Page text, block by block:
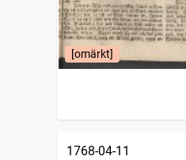
[omärkt]
1768-04-11